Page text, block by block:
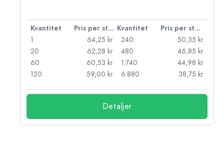
Kvantitet Pris per styck Kvantitet
Pris per styck
1
64,25 kr
20
62,28 kr
60
60,53 kr
120
59,00 kr
240
50,35 kr
480
46,85 kr
1.740
44,98 kr
6.880
38,75 kr
Detaljer